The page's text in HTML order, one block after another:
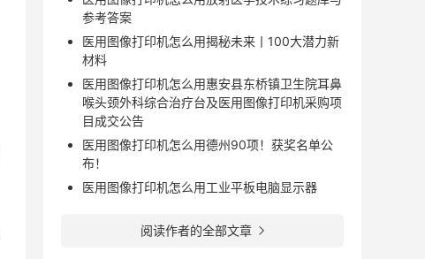
参考答案
医用图像打印机怎么用揭秘未来丨100大潜力新
材料
医用图像打印机怎么用惠安县东桥镇卫生院耳鼻
喉头颈外科综合治疗台及医用图像打印机采购项
目成交公告
医用图像打印机怎么用德州90项！获奖名单公
布！
医用图像打印机怎么用工业平板电脑显示器
阅读作者的全部文章 